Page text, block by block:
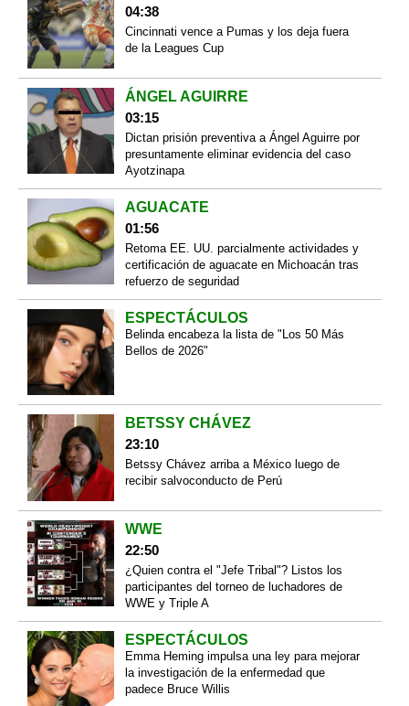
04:38
Cincinnati vence a Pumas y los deja fuera
de la Leagues Cup
ÁNGEL AGUIRRE
03:15
Dictan prisión preventiva a Ángel Aguirre por
presuntamente eliminar evidencia del caso
Ayotzinapa
AGUACATE
01:56
Retoma EE. UU. parcialmente actividades y
certificación de aguacate en Michoacán tras
refuerzo de seguridad
ESPECTÁCULOS
Belinda encabeza la lista de "Los 50 Más
Bellos de 2026"
BETSSY CHÁVEZ
23:10
Betssy Chávez arriba a México luego de
recibir salvoconducto de Perú
WWE
22:50
¿Quien contra el "Jefe Tribal"? Listos los
participantes del torneo de luchadores de
WWE y Triple A
ESPECTÁCULOS
Emma Heming impulsa una ley para mejorar
la investigación de la enfermedad que
padece Bruce Willis